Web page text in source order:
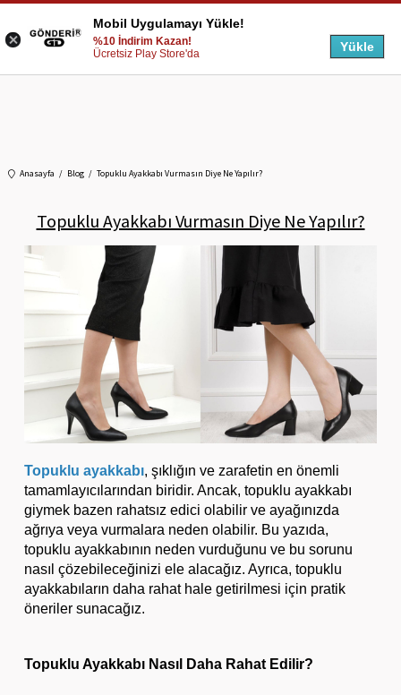
Anasayfa Blog Topuklu Ayakkabı Vurmasın Diye Ne Yapılır?
Topuklu Ayakkabı Vurmasın Diye Ne Yapılır?
Topuklu ayakkabı, şıklığın ve zarafetin en önemli
tamamlayıcılarından biridir. Ancak, topuklu ayakkabı
giymek bazen rahatsız edici olabilir ve ayağınızda
ağrıya veya vurmalara neden olabilir. Bu yazıda,
topuklu ayakkabının neden vurduğunu ve bu sorunu
nasıl çözebileceğinizi ele alacağız. Ayrıca, topuklu
ayakkabıların daha rahat hale getirilmesi için pratik
öneriler sunacağız.
Topuklu Ayakkabı Nasıl Daha Rahat Edilir?
Mobil Uygulamayı Yükle!
%10 İndirim Kazan!
Ücretsiz Play Store'da
Yükle